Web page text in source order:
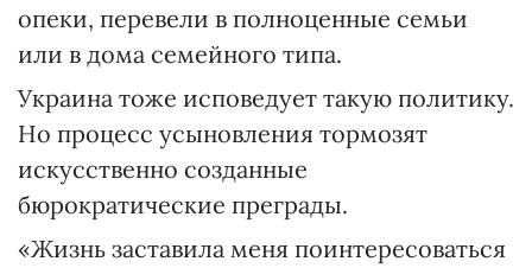
опеки, перевели в полноценные семьи
или в дома семейного типа.
Украина тоже исповедует такую политику.
Но процесс усыновления тормозят
искусственно созданные
бюрократические преграды.
«Жизнь заставила меня поинтересоваться